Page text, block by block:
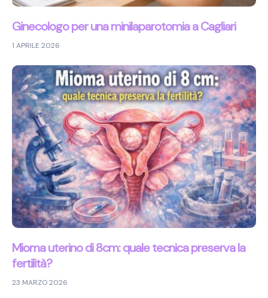
Ginecologo per una minilaparotomia a Cagliari
1 APRILE 2026
Mioma uterino di 8cm: quale tecnica preserva la
fertilità?
23 MARZO 2026